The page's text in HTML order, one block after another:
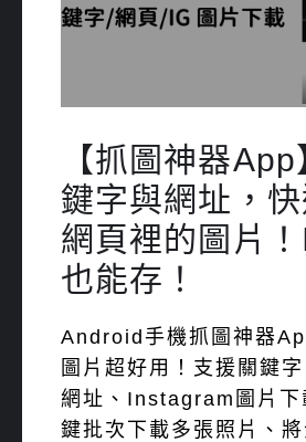
【抓圖神器
鍵字與網址，
網頁裡的圖片！
也能存！
Android手機抓圖神器
圖片超好用！支援關鍵
網址、Instagram圖片下
鍵批次下載多張照片、將